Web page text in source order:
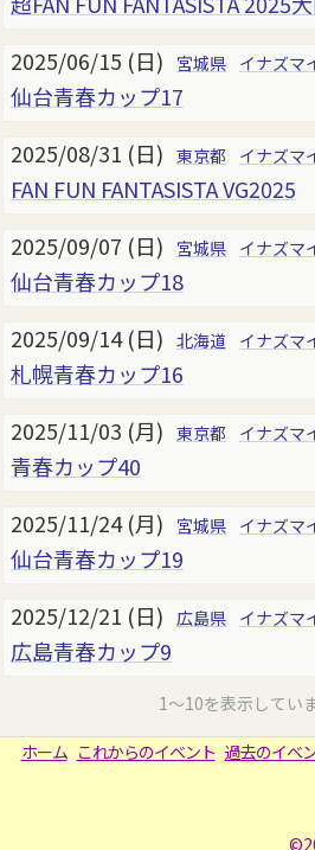
2025/06/15 (日)
宮城県 イナズマ
仙台青春カップ17
2025/08/31 (日) 東京都 イナズマ
FAN FUN FANTASISTA VG2025
2025/09/07 (日)
宮城県 イナズマ
仙台青春カップ18
2025/09/14 (日) 北海道 イナズマ
札幌青春カップ16
2025/11/03 (月) 東京都 イナズマ
青春カップ40
2025/11/24 (月)
宮城県 イナズマ
仙台青春カップ19
2025/12/21 (日) 広島県 イナズマ
広島青春カップ9
1～10を表示してい
ホーム これからのイベント 過去のイベ